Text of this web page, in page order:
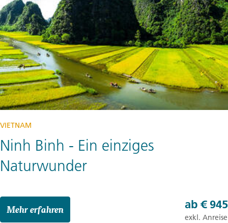
VIETNAM
Ninh Binh - Ein einziges
Naturwunder
Mehr erfahren ab € 945
exkl. Anreise